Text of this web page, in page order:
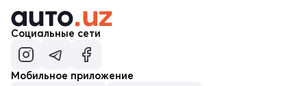
Социальные сети
Мобильное приложение